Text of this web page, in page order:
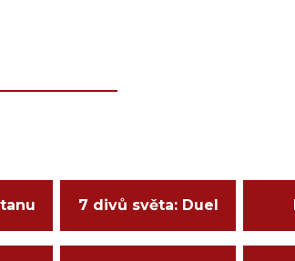
7 divů světa: Duel